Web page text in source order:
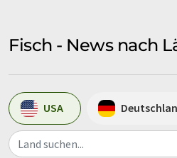
Fisch - News nach
USA
Land suchen...